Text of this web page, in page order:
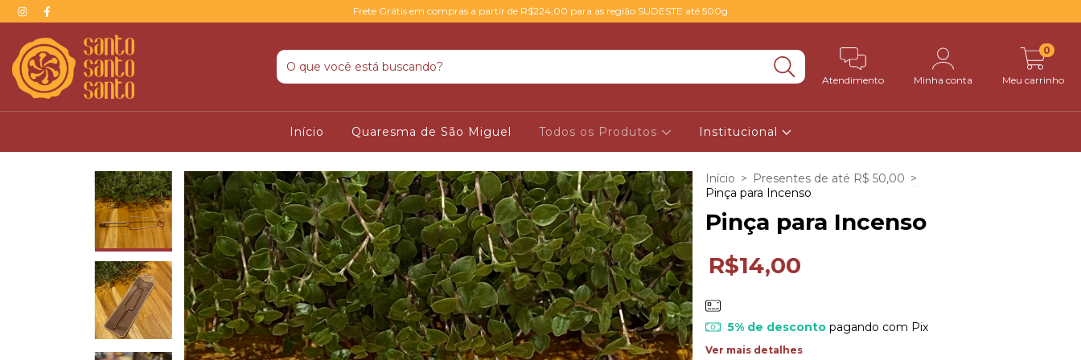
Frete Grátis em compras a partir de R$224,00 para as região SUDESTE até 500g
Atendimento Minha conta Meu carrinho
0
Início Quaresma de São Miguel Todos os Produtos Institucional
Início > Presentes de até R$ 50,00 >
Pinça para Incenso
Pinça para Incenso
R$14,00
5% de descontopagando com Pix
Ver mais detalhes